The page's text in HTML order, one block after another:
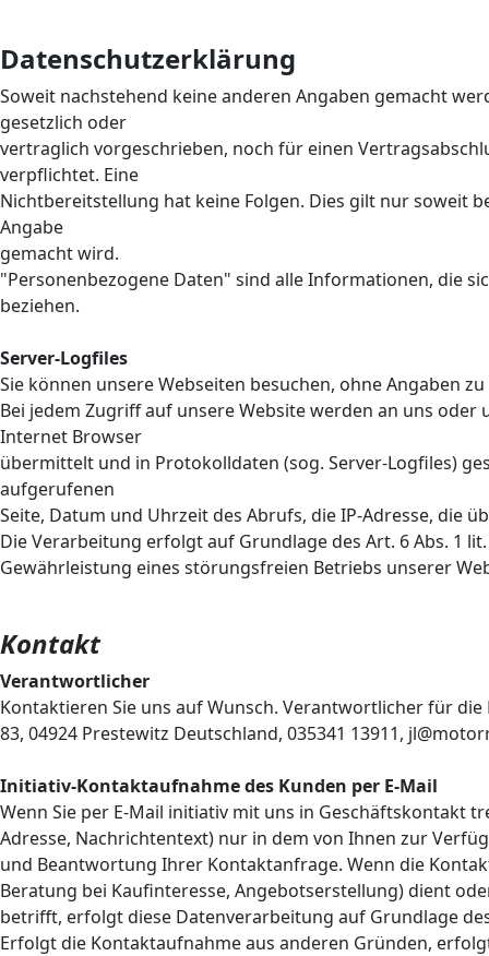
Datenschutzerklärung
Soweit nachstehend keine anderen Angaben gemacht
gesetzlich oder
vertraglich vorgeschrieben, noch für einen
verpflichtet. Eine
Nichtbereitstellung hat keine Folgen. Dies gilt nur soweit
Angabe
gemacht wird.
"Personenbezogene Daten" sind alle Informationen, die
beziehen.
Server-Logfiles
Sie können unsere Webseiten besuchen, ohne Angaben
Bei jedem Zugriff auf unsere Website werden an uns
Internet Browser
übermittelt und in Protokolldaten (sog. Server-Logfiles)
aufgerufenen
Seite, Datum und Uhrzeit des Abrufs, die IP-Adresse, die
Die Verarbeitung erfolgt auf Grundlage des Art. 6 Abs. 1
Gewährleistung eines störungsfreien Betriebs unserer
Kontakt
Verantwortlicher
Kontaktieren Sie uns auf Wunsch. Verantwortlicher für
83, 04924 Prestewitz Deutschland, 035341 13911,
Initiativ-Kontaktaufnahme des Kunden per E-Mail
Wenn Sie per E-Mail initiativ mit uns in Geschäftskontakt
Adresse, Nachrichtentext) nur in dem von Ihnen zur
und Beantwortung Ihrer Kontaktanfrage. Wenn die
Beratung bei Kaufinteresse, Angebotserstellung) dient
betrifft, erfolgt diese Datenverarbeitung auf Grundlage des
Erfolgt die Kontaktaufnahme aus anderen Gründen,